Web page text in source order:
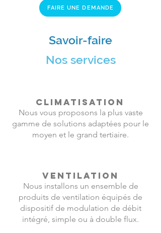
FAIRE UNE DEMANDE
Savoir-faire
Nos services
CLIMATISATION
Nous vous proposons la plus vaste
gamme de solutions adaptées pour le
moyen et le grand tertiaire.
VENTILATION
Nous installons un ensemble de
produits de ventilation équipés de
dispositif de modulation de débit
intégré, simple ou à double flux.